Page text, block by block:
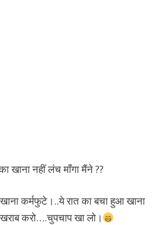
खाना नहीं लंच माँगा मैंने ??
कर्मफुटे।..ये रात का बचा हुआ खाना
करो….चुपचाप खा लो।